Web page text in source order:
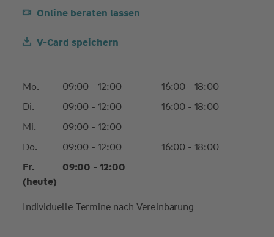
Online beraten lassen
V-Card speichern
Mo. 09:00 - 12:00
16:00 - 18:00
Di.
09:00 - 12:00
16:00 - 18:00
Mi.
09:00 - 12:00
Do.
09:00 - 12:00
16:00 - 18:00
Fr.
(heute)
09:00 - 12:00
Individuelle Termine nach Vereinbarung